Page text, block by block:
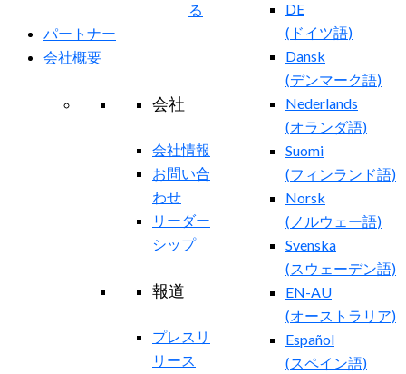
DE
( ドイツ語)
Dansk
(デンマーク語)
Nederlands
(オランダ語)
Suomi
(フィンランド語)
Norsk
( ノルウェー語)
Svenska
(スウェーデン語)
EN-AU
(オーストラリア)
Español
(スペイン語)
る
パートナー
会社概要
会社
会社情報
お問い合
わせ
リーダー
シップ
報道
プレスリ
リース